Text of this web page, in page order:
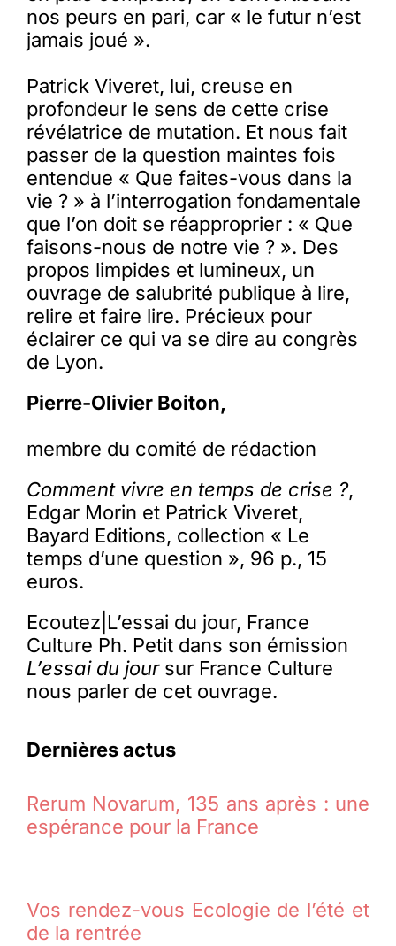
nos peurs en pari, car « le futur n’est
jamais joué ».
Patrick Viveret, lui, creuse en
profondeur le sens de cette crise
révélatrice de mutation. Et nous fait
passer de la question maintes fois
entendue « Que faites-vous dans la
vie ? » à l’interrogation fondamentale
que l’on doit se réapproprier : « Que
faisons-nous de notre vie ? ». Des
propos limpides et lumineux, un
ouvrage de salubrité publique à lire,
relire et faire lire. Précieux pour
éclairer ce qui va se dire au congrès
de Lyon.
Pierre-Olivier Boiton,
membre du comité de rédaction
Comment vivre en temps de crise ?,
Edgar Morin et Patrick Viveret,
Bayard Editions, collection « Le
temps d’une question », 96 p., 15
euros.
Ecoutez|L’essai du jour, France
Culture Ph. Petit dans son émission
L’essai du joursur France Culture
nous parler de cet ouvrage.
Dernières actus
Rerum Novarum, 135 ans après : une
espérance pour la France
Vos rendez-vous Ecologie de l’été et
de la rentrée